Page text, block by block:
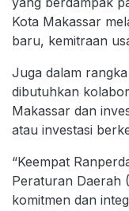
Kota Makassar
baru, kemitraan
Juga dalam
dibutuhkan
Makassar dan
atau investasi
“Keempat
Peraturan Daerah
komitmen dan